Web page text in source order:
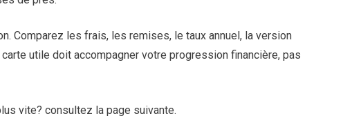
Comparez les frais, les remises, le taux annuel, la version
utile doit accompagner votre progression financière, pas
vite? consultez la page suivante.